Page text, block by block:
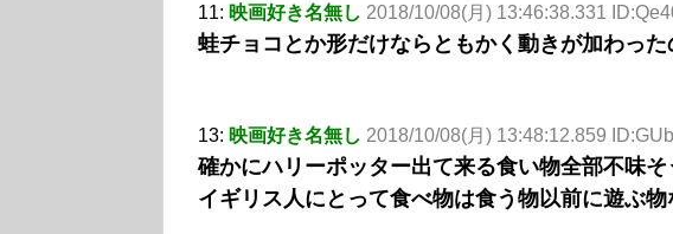
11: 映画好き名無し 2018/10/08(月) 13:46:38.331
蛙チョコとか形だけならともかく動きが加わっ
13: 映画好き名無し 2018/10/08(月) 13:48:12.859
確かにハリーポッター出て来る食い物全部不味
イギリス人にとって食べ物は食う物以前に遊ぶ